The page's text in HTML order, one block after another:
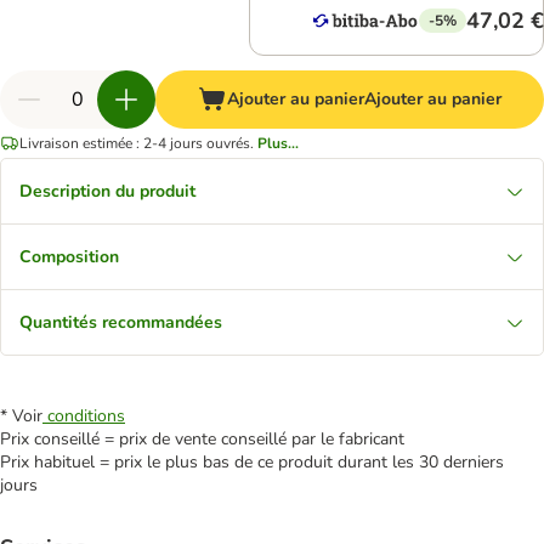
-5% 47,02 €
Ajouter au panierAjouter au panier
Livraison estimée : 2-4 jours ouvrés. Plus...
Description du produit
Composition
Quantités recommandées
* Voir conditions
Prix conseillé = prix de vente conseillé par le fabricant
Prix habituel = prix le plus bas de ce produit durant les 30 derniers
jours